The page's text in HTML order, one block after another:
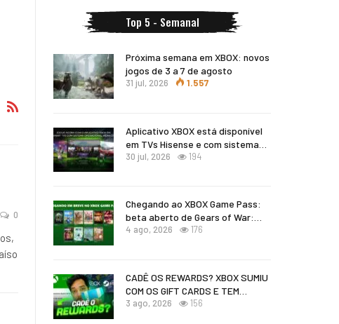
0
Top 5 - Semanal
Próxima semana em XBOX: novos
jogos de 3 a 7 de agosto
31 jul, 2026 1.557
Aplicativo XBOX está disponível
em TVs Hisense e com sistema…
30 jul, 2026 194
Chegando ao XBOX Game Pass:
beta aberto de Gears of War:…
4 ago, 2026 176
CADÊ OS REWARDS? XBOX SUMIU
COM OS GIFT CARDS E TEM…
3 ago, 2026 156